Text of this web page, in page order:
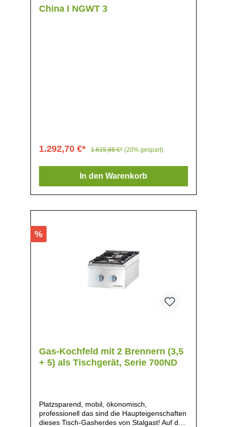
China I NGWT 3
1.292,70 €* 1.615,88 €* (20% gespart)
In den Warenkorb
%
Gas-Kochfeld mit 2 Brennern (3,5
+ 5) als Tischgerät, Serie 700ND
Platzsparend, mobil, ökonomisch,
professionell das sind die Haupteigenschaften
dieses Tisch-Gasherdes von Stalgast! Auf den